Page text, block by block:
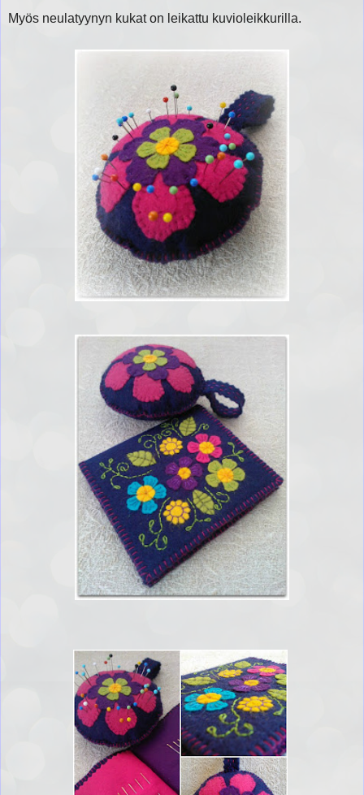
Myös neulatyynyn kukat on leikattu kuvioleikkurilla.